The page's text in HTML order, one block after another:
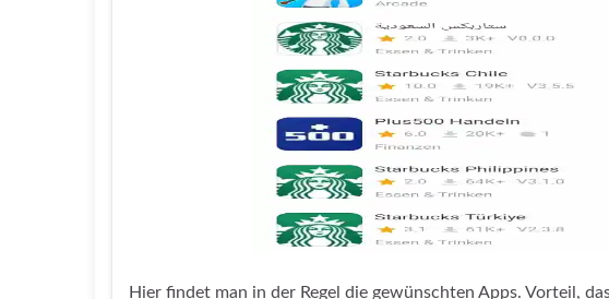
Hier findet man in der Regel die gewünschten Apps. Vorteil,